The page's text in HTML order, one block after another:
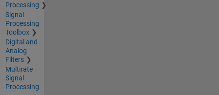
Processing
Signal
Processing
Toolbox
Digital and
Analog
Filters
Multirate
Signal
Processing